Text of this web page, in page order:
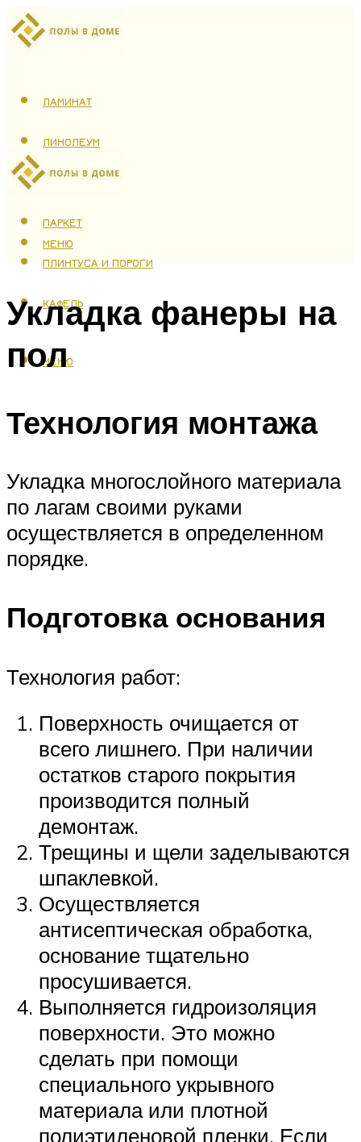
ЛАМИНАТ
ЛИНОЛЕУМ
ТЕПЛЫЙ ПОЛ
ПАРКЕТ
ПЛИНТУСА И ПОРОГИ
КАФЕЛЬ
МЕНЮ
МЕНЮ
Укладка фанеры на
пол
Технология монтажа
Укладка многослойного материала
по лагам своими руками
осуществляется в определенном
порядке.
Подготовка основания
Технология работ:
Поверхность очищается от
всего лишнего. При наличии
остатков старого покрытия
производится полный
демонтаж.
Трещины и щели заделываются
шпаклевкой.
Осуществляется
антисептическая обработка,
основание тщательно
просушивается.
Выполняется гидроизоляция
поверхности. Это можно
сделать при помощи
специального укрывного
материала или плотной
полиэтиленовой пленки. Если